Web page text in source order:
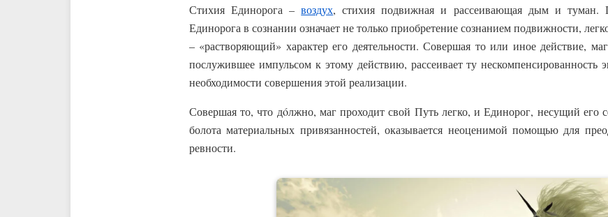
Стихия Единорога –воздух, стихия подвижная и рассеивающая дым и туман.
Единорога в сознании означает не только приобретение сознанием подвижности,
– «растворяющий» характер его деятельности. Совершая то или иное действие,
послужившее импульсом к этому действию, рассеивает ту нескомпенсированность
необходимости совершения этой реализации.
Совершая то, что дóлжно, маг проходит свой Путь легко, и Единорог, несущий его
болота материальных привязанностей, оказывается неоценимой помощью для
ревности.